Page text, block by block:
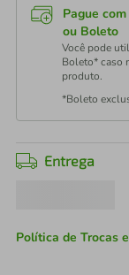
Pague
ou Boleto
Você pode
Boleto* caso
produto.
*Boleto
Entrega
Política de Trocas